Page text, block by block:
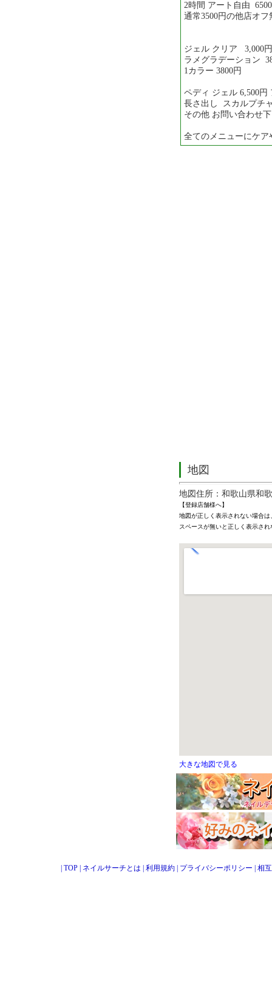
2時間 アート自由
通常3500円の他店オフ
ジェル クリア 3,000円
ラメグラデーション
1カラー 3800円
ペディ ジェル 6,500円
長さ出し スカルプチ
その他 お問い合わせ
全てのメニューにケ
地図
地図住所：和歌山県和
【登録店舗様へ】
地図が正しく表示されない場合
スペースが無いと正しく表示さ
大きな地図で見る
TOP ネイルサーチとは 利用規約 プライバシーポリシー 相